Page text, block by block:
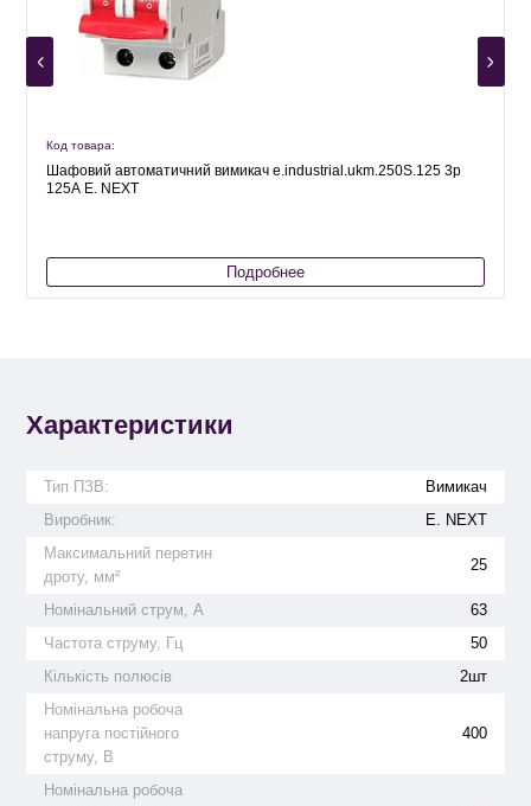
Код товара:
Шафовий автоматичний вимикач e.industrial.ukm.250S.125 3р
125А E. NEXT
Подробнее
Характеристики
Тип ПЗВ:
Вимикач
Виробник:
E. NEXT
Максимальний перетин
дроту, мм²
25
Номінальний струм, А
63
Частота струму, Гц
50
Кількість полюсів
2шт
Номінальна робоча
напруга постійного
струму, В
400
Номінальна робоча